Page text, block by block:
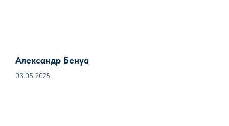
Александр Бенуа
03.05.2025